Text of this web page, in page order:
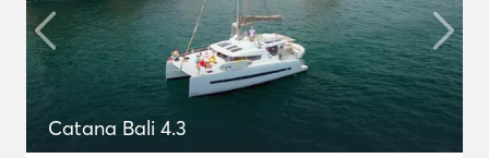
Catana Bali 4.3